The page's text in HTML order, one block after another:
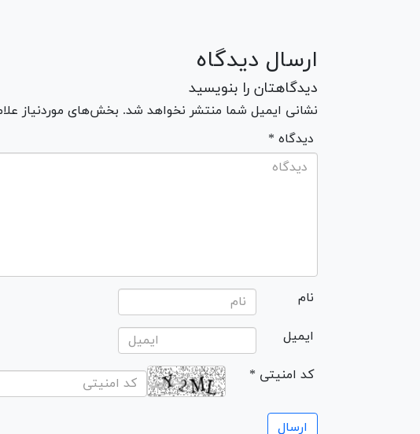
ارسال دیدگاه
دیدگاهتان را بنویسید
نشانی ایمیل شما منتشر نخواهد شد. بخش‌های موردنیاز
* دیدگاه
نام
ایمیل
* کد امنیتی